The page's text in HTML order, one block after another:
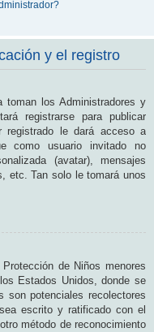
y el registro
toman los Administradores y
registrarse para publicar
registrado le dará acceso a
como usuario invitado no
(avatar), mensajes
etc. Tan solo le tomará unos
de Niños menores
Estados Unidos, donde se
potenciales recolectores
escrito y ratificado con el
método de reconocimiento